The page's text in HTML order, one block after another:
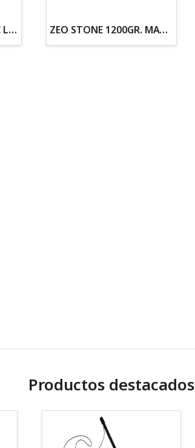
ZOGOFLEX DISCO ZISC L (21.6CM) FLUORESCENTE ZEO STONE 1200GR. MATERIAL FILTRANTE
Productos destacados